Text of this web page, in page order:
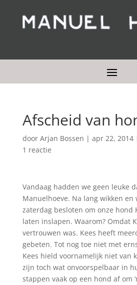
Afscheid van
door Arjan Bossen | apr 22, 2014
1 reactie
Vandaag hadden we geen leuke
Manuelhoeve. Na lang wikken en
zaterdag besloten om onze hond
laten inslapen. Waarom? Omdat
vertrouwen was. Kees heeft
gebeten. Tot nog toe niet met
Kees hield voornamelijk niet van
zijn toch wat onvoorspelbaar in
stappen vaak op een hond af om